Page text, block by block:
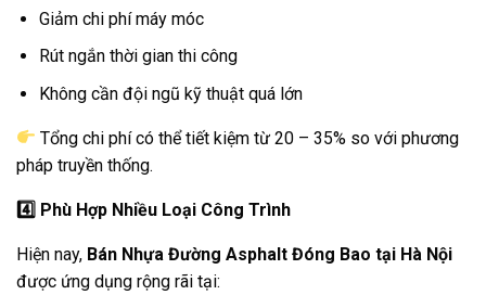
Giảm chi phí máy móc
Rút ngắn thời gian thi công
Không cần đội ngũ kỹ thuật quá lớn
Tổng chi phí có thể tiết kiệm từ 20 – 35% so với phương
pháp truyền thống.
4️ Phù Hợp Nhiều Loại Công Trình
Hiện nay, Bán Nhựa Đường Asphalt Đóng Bao tại Hà Nội
được ứng dụng rộng rãi tại: